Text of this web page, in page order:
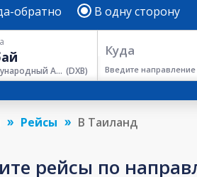
обратно В одну сторону
Международный Аэропорт Дубая (DXB)
Куда
Введите направление
Рейсы В Таиланд
рейсы по